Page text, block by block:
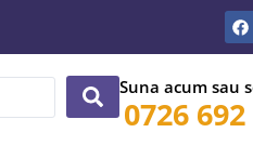
Suna acum sau
0726